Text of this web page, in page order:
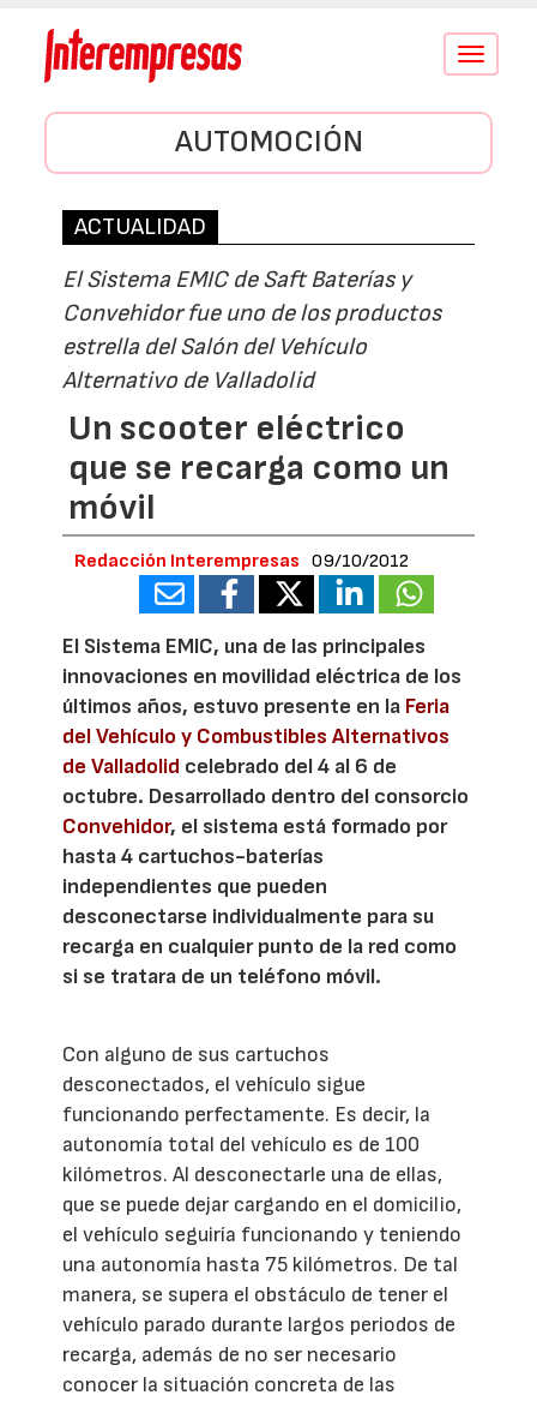
Conmutar
AUTOMOCIÓN
ACTUALIDAD
El Sistema EMIC de Saft Baterías y
Convehidor fue uno de los productos
estrella del Salón del Vehículo
Alternativo de Valladolid
Un scooter eléctrico
que se recarga como un
móvil
Redacción Interempresas 09/10/2012
El Sistema EMIC, una de las principales
innovaciones en movilidad eléctrica de los
últimos años, estuvo presente en la Feria
del Vehículo y Combustibles Alternativos
de Valladolid celebrado del 4 al 6 de
octubre. Desarrollado dentro del consorcio
Convehidor, el sistema está formado por
hasta 4 cartuchos-baterías
independientes que pueden
desconectarse individualmente para su
recarga en cualquier punto de la red como
si se tratara de un teléfono móvil.
Con alguno de sus cartuchos
desconectados, el vehículo sigue
funcionando perfectamente. Es decir, la
autonomía total del vehículo es de 100
kilómetros. Al desconectarle una de ellas,
que se puede dejar cargando en el domicilio,
el vehículo seguiría funcionando y teniendo
una autonomía hasta 75 kilómetros. De tal
manera, se supera el obstáculo de tener el
vehículo parado durante largos periodos de
recarga, además de no ser necesario
conocer la situación concreta de las